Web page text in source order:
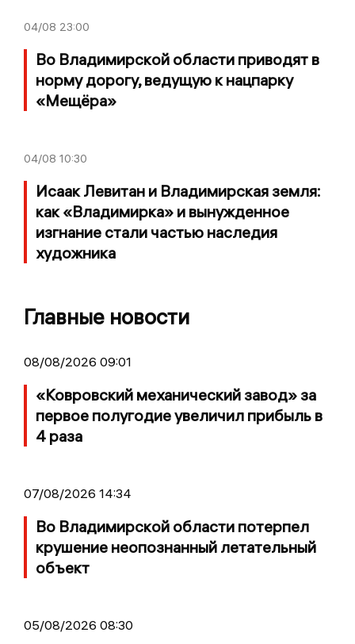
04/08 23:00
Во Владимирской области приводят в
норму дорогу, ведущую к нацпарку
«Мещёра»
04/08 10:30
Исаак Левитан и Владимирская земля:
как «Владимирка» и вынужденное
изгнание стали частью наследия
художника
Главные новости
08/08/2026 09:01
«Ковровский механический завод» за
первое полугодие увеличил прибыль в
4 раза
07/08/2026 14:34
Во Владимирской области потерпел
крушение неопознанный летательный
объект
05/08/2026 08:30